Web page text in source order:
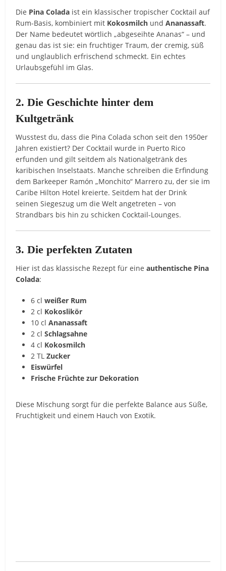
Die Pina Colada ist ein klassischer tropischer Cocktail auf
Rum-Basis, kombiniert mit Kokosmilch undAnanassaft.
Der Name bedeutet wörtlich „abgeseihte Ananas“ – und
genau das ist sie: ein fruchtiger Traum, der cremig, süß
und unglaublich erfrischend schmeckt. Ein echtes
Urlaubsgefühl im Glas.
2. Die Geschichte hinter dem
Kultgetränk
Wusstest du, dass die Pina Colada schon seit den 1950er
Jahren existiert? Der Cocktail wurde in Puerto Rico
erfunden und gilt seitdem als Nationalgetränk des
karibischen Inselstaats. Manche schreiben die Erfindung
dem Barkeeper Ramón „Monchito“ Marrero zu, der sie im
Caribe Hilton Hotel kreierte. Seitdem hat der Drink
seinen Siegeszug um die Welt angetreten – von
Strandbars bis hin zu schicken Cocktail-Lounges.
3. Die perfekten Zutaten
Hier ist das klassische Rezept für eineauthentische Pina
Colada:
6 clweißer Rum
2 cl Kokoslikör
10 clAnanassaft
2 clSchlagsahne
4 cl Kokosmilch
2 TLZucker
Eiswürfel
Frische Früchte zur Dekoration
Diese Mischung sorgt für die perfekte Balance aus Süße,
Fruchtigkeit und einem Hauch von Exotik.